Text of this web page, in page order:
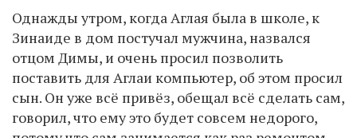
Однажды утром, когда Аглая была в школе, к
Зинаиде в дом постучал мужчина, назвался
отцом Димы, и очень просил позволить
поставить для Аглаи компьютер, об этом просил
сын. Он уже всё привёз, обещал всё сделать сам,
говорил, что ему это будет совсем недорого,